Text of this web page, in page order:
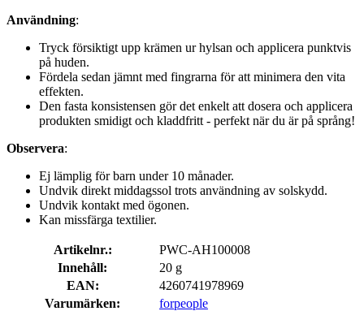
Användning:
Tryck försiktigt upp krämen ur hylsan och applicera punktvis
på huden.
Fördela sedan jämnt med fingrarna för att minimera den vita
effekten.
Den fasta konsistensen gör det enkelt att dosera och applicera
produkten smidigt och kladdfritt - perfekt när du är på språng!
Observera:
Ej lämplig för barn under 10 månader.
Undvik direkt middagssol trots användning av solskydd.
Undvik kontakt med ögonen.
Kan missfärga textilier.
Artikelnr.:
PWC-AH100008
Innehåll:
20 g
EAN:
4260741978969
Varumärken:
forpeople